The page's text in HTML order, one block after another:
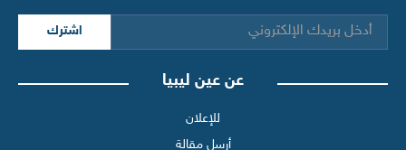
اشترك
عن عين ليبيا
للإعلان
أرسل مقالة